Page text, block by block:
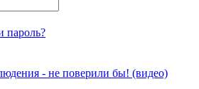
пароль?
- не поверили бы! (видео)